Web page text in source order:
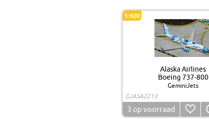
1:400
Alaska Airlines
Boeing 737-800
GeminiJets
GJASA2213
3 op voorraad